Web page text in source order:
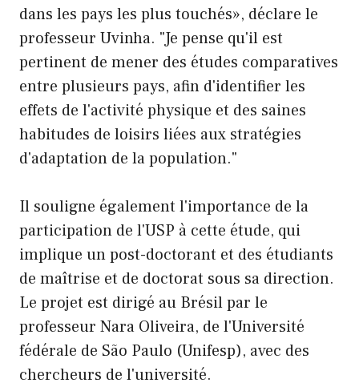
dans les pays les plus touchés», déclare le
professeur Uvinha. "Je pense qu'il est
pertinent de mener des études comparatives
entre plusieurs pays, afin d'identifier les
effets de l'activité physique et des saines
habitudes de loisirs liées aux stratégies
d'adaptation de la population."
Il souligne également l'importance de la
participation de l'USP à cette étude, qui
implique un post-doctorant et des étudiants
de maîtrise et de doctorat sous sa direction.
Le projet est dirigé au Brésil par le
professeur Nara Oliveira, de l'Université
fédérale de São Paulo (Unifesp), avec des
chercheurs de l'université.